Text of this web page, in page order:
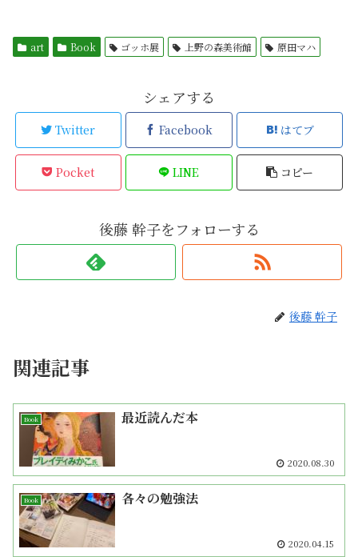
art Book ゴッホ展 上野の森美術館 原田マハ
シェアする
Twitter Facebook はてブ
Pocket LINE コピー
後藤 幹子をフォローする
後藤 幹子
関連記事
Book 最近読んだ本
2020.08.30
Book 各々の勉強法
2020.04.15